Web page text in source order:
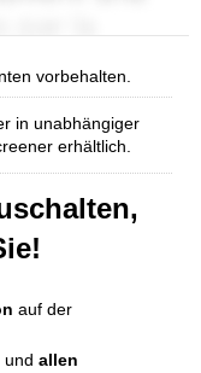
vorbehalten.
in unabhängiger
erhältlich.
auf der
und allen